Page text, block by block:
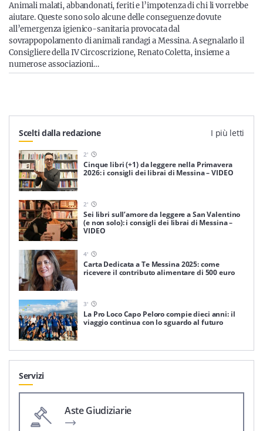
Animali malati, abbandonati, feriti e l’impotenza di chi li vorrebbe
aiutare. Queste sono solo alcune delle conseguenze dovute
all’emergenza igienico-sanitaria provocata dal
sovrappopolamento di animali randagi a Messina. A segnalarlo il
Consigliere della IV Circoscrizione, Renato Coletta, insieme a
numerose associazioni…
Scelti dalla redazione I più letti
2'
Cinque libri (+1) da leggere nella Primavera
2026: i consigli dei librai di Messina – VIDEO
2'
Sei libri sull’amore da leggere a San Valentino
(e non solo): i consigli dei librai di Messina –
VIDEO
4'
Carta Dedicata a Te Messina 2025: come
ricevere il contributo alimentare di 500 euro
3'
La Pro Loco Capo Peloro compie dieci anni: il
viaggio continua con lo sguardo al futuro
Servizi
Aste Giudiziarie